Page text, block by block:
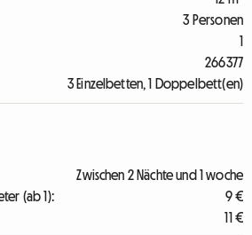
3 Personen
1
266377
3 Einzelbetten, 1 Doppelbett(en)
Zwischen 2 Nächte und 1 woche
(ab 1):
9 €
11 €